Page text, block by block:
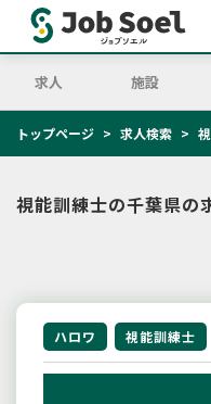
求人 施設
トップページ 求人検索
視能訓練士の千葉県の
ハロワ 視能訓練士